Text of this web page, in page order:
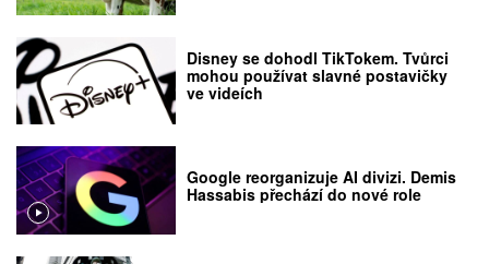
Disney se dohodl TikTokem. Tvůrci
mohou používat slavné postavičky
ve videích
Google reorganizuje AI divizi. Demis
Hassabis přechází do nové role